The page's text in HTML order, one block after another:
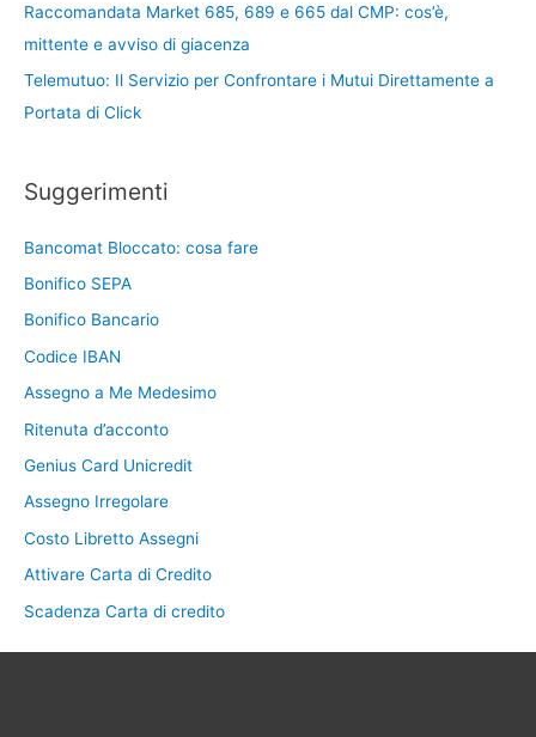
Raccomandata Market 685, 689 e 665 dal CMP: cos’è,
mittente e avviso di giacenza
Telemutuo: Il Servizio per Confrontare i Mutui Direttamente a
Portata di Click
Suggerimenti
Bancomat Bloccato: cosa fare
Bonifico SEPA
Bonifico Bancario
Codice IBAN
Assegno a Me Medesimo
Ritenuta d’acconto
Genius Card Unicredit
Assegno Irregolare
Costo Libretto Assegni
Attivare Carta di Credito
Scadenza Carta di credito